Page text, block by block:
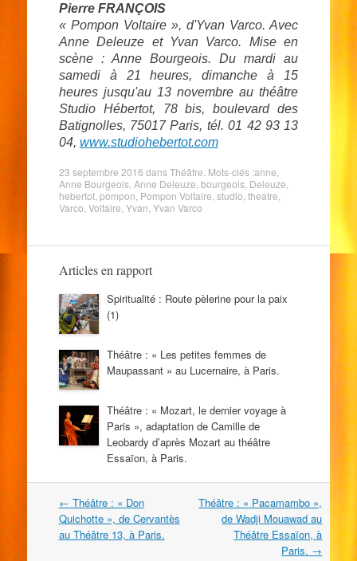
Pierre FRANÇOIS
« Pompon Voltaire », d'Yvan Varco. Avec
Anne Deleuze et Yvan Varco. Mise en
scène : Anne Bourgeois. Du mardi au
samedi à 21 heures, dimanche à 15
heures jusqu'au 13 novembre au théâtre
Studio Hébertot, 78 bis, boulevard des
Batignolles, 75017 Paris, tél. 01 42 93 13
04, www.studiohebertot.com
23 septembre 2016 dansThéâtre . Mots-clés :anne
Anne Bourgeois, Anne Deleuze bourgeois, Deleuze
hebertot, pompon Pompon Voltaire studio theatre
Varco Voltaire Yvan Yvan Varco
Articles en rapport
Spiritualité : Route pèlerine pour la paix
(1)
Théâtre : « Les petites femmes de
Maupassant » au Lucernaire, à Paris.
Théâtre : « Mozart, le dernier voyage à
Paris », adaptation de Camille de
Leobardy d’après Mozart au théâtre
Essaïon, à Paris.
Navigation
dans
les
← Théâtre : « Don
Quichotte », de Cervantès
au Théâtre 13, à Paris.
Théâtre : « Pacamambo »,
de Wadji Mouawad au
Théâtre Essaïon, à
Paris. →